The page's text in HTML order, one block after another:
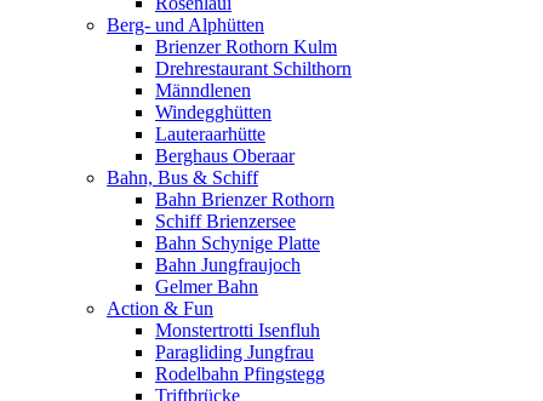
Berg- und Alphütten
Brienzer Rothorn Kulm
Drehrestaurant Schilthorn
Männdlenen
Windegghütten
Lauteraarhütte
Berghaus Oberaar
Bahn, Bus & Schiff
Bahn Brienzer Rothorn
Schiff Brienzersee
Bahn Schynige Platte
Bahn Jungfraujoch
Gelmer Bahn
Action & Fun
Monstertrotti Isenfluh
Paragliding Jungfrau
Rodelbahn Pfingstegg
Triftbrücke